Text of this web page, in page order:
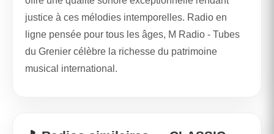
justice à ces mélodies intemporelles. Radio en
ligne pensée pour tous les âges, M Radio - Tubes
du Grenier célèbre la richesse du patrimoine
musical international.